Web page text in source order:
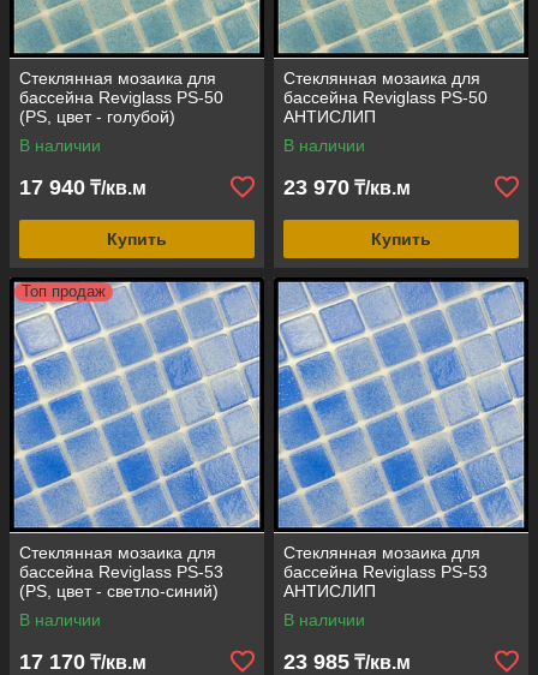
Стеклянная мозаика для
бассейна Reviglass PS-50
(PS, цвет - голубой)
В наличии
17 940 ₸/кв.м
Купить
Стеклянная мозаика для
бассейна Reviglass PS-50
АНТИСЛИП
(противоскользящая, PS,
цвет - голубой)
В наличии
23 970 ₸/кв.м
Купить
Топ продаж
Стеклянная мозаика для
бассейна Reviglass PS-53
(PS, цвет - светло-синий)
В наличии
17 170 ₸/кв.м
Стеклянная мозаика для
бассейна Reviglass PS-53
АНТИСЛИП
(противоскользящая, PS,
цвет - светло-синий)
В наличии
23 985 ₸/кв.м